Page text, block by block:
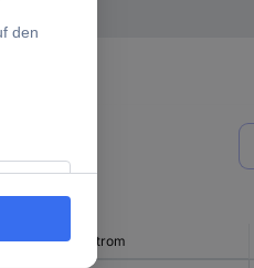
Laststrom